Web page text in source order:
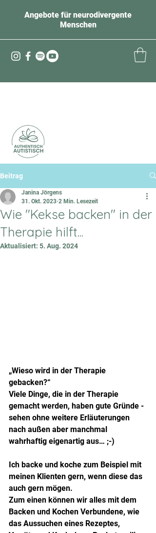
Angebote für neurodivergente
Menschen
Beitrag
Wie "Kekse backen" in der
Therapie hilft...
Janina Jörgens
31. Okt. 2023 2 Min. Lesezeit
Aktualisiert: 5. Aug. 2024
„Wieso wird in der Therapie
gebacken?“
Viele Dinge, die in der Therapie
gemacht werden, haben gute Gründe -
sehen ohne weitere Erläuterungen
nach außen aber manchmal
wahrhaftig eigenartig aus… ;-)
Ich backe und koche zum Beispiel mit
meinen Klienten gern, wenn diese das
auch gern mögen.
Zum einen können wir alles mit dem
Backen und Kochen Verbundene, wie
das Aussuchen eines Rezeptes,